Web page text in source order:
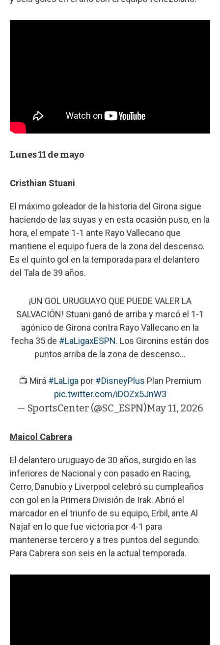
Lunes 11 de mayo
Cristhian Stuani
El máximo goleador de la historia del Girona sigue
haciendo de las suyas y en esta ocasión puso, en la
hora, el empate 1-1 ante Rayo Vallecano que
mantiene el equipo fuera de la zona del descenso.
Es el quinto gol en la temporada para el delantero
del Tala de 39 años.
¡UN GOL URUGUAYO QUE PUEDE VALER LA
SALVACIÓN! Stuani ganó de arriba y marcó el 1-1
agónico de Girona contra Rayo Vallecano en la
fecha 35 de #LaLigaxESPN. Los Gironins están dos
puntos arriba de la zona de descenso...
📺 Mirá #LaLiga por #DisneyPlus Plan Premium
pic.twitter.com/iDOZx5JnW3
— SportsCenter (@SC_ESPN)May 11, 2026
Maicol Cabrera
El delantero uruguayo de 30 años, surgido en las
inferiores de Nacional y con pasado en Racing,
Cerro, Danubio y Liverpool celebró su cumpleaños
con gol en la Primera División de Irak. Abrió el
marcador en el triunfo de su equipo, Erbil, ante Al
Najaf en lo que fue victoria por 4-1 para
mantenerse tercero y a tres puntos del segundo.
Para Cabrera son seis en la actual temporada.